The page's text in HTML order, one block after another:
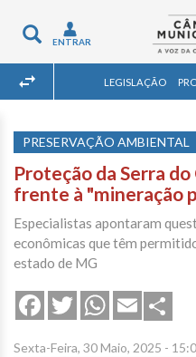
Toggle
navigation
ENTRAR
LEGISLAÇÃO
PRESERVAÇÃO AMBIENTAL
Proteção da Serra
frente à "mineração
Especialistas apontaram
econômicas que têm
estado de MG
FacebookTwitterWhatsApp
Email
Sexta-Feira, 30 Maio, 2025 -